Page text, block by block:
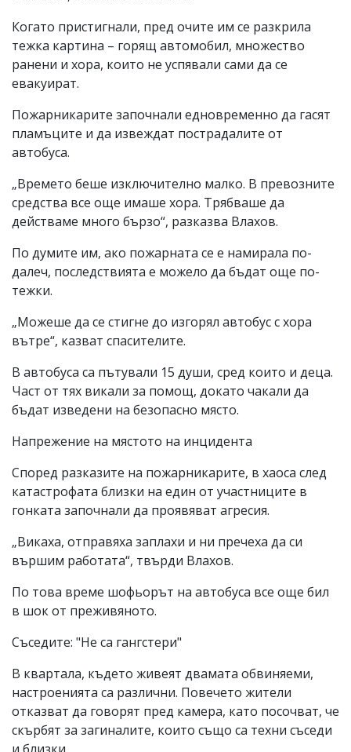
Когато пристигнали, пред очите им се разкрила
тежка картина – горящ автомобил, множество
ранени и хора, които не успявали сами да се
евакуират.
Пожарникарите започнали едновременно да гасят
пламъците и да извеждат пострадалите от
автобуса.
„Времето беше изключително малко. В превозните
средства все още имаше хора. Трябваше да
действаме много бързо“, разказва Влахов.
По думите им, ако пожарната се е намирала по-
далеч, последствията е можело да бъдат още по-
тежки.
„Можеше да се стигне до изгорял автобус с хора
вътре“, казват спасителите.
В автобуса са пътували 15 души, сред които и деца.
Част от тях викали за помощ, докато чакали да
бъдат изведени на безопасно място.
Напрежение на мястото на инцидента
Според разказите на пожарникарите, в хаоса след
катастрофата близки на един от участниците в
гонката започнали да проявяват агресия.
„Викаха, отправяха заплахи и ни пречеха да си
вършим работата“, твърди Влахов.
По това време шофьорът на автобуса все още бил
в шок от преживяното.
Съседите: "Не са гангстери"
В квартала, където живеят двамата обвиняеми,
настроенията са различни. Повечето жители
отказват да говорят пред камера, като посочват, че
скърбят за загиналите, които също са техни съседи
и близки.